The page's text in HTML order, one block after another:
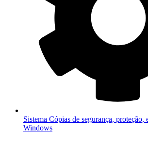
Sistema Cópias de segurança, proteção,
Windows